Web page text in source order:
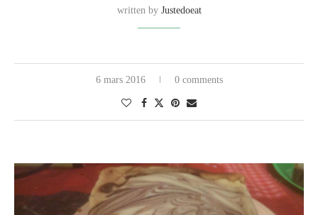
written by Justedoeat
6 mars 2016 0 comments